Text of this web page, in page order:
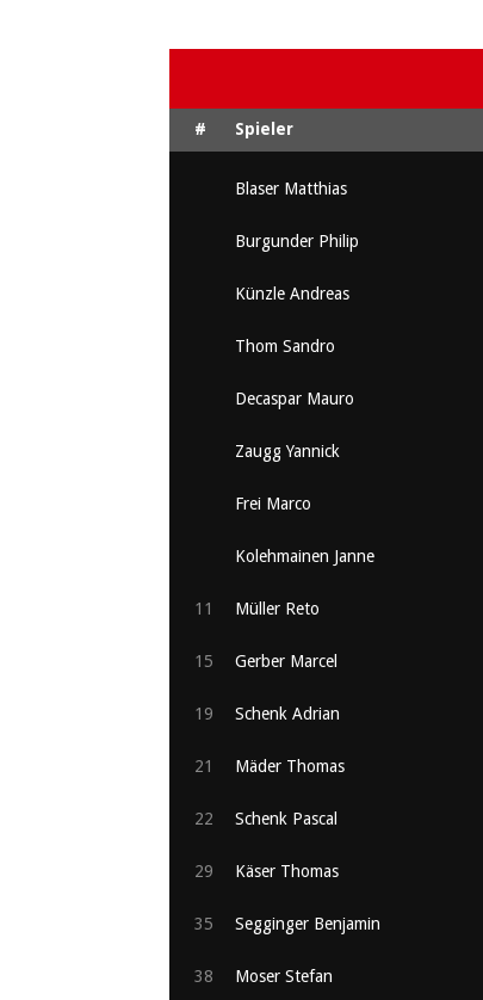
# Spieler
Blaser Matthias
Burgunder Philip
Künzle Andreas
Thom Sandro
Decaspar Mauro
Zaugg Yannick
Frei Marco
Kolehmainen Janne
11 Müller Reto
15 Gerber Marcel
19 Schenk Adrian
21 Mäder Thomas
22 Schenk Pascal
29 Käser Thomas
35 Segginger Benjamin
38 Moser Stefan